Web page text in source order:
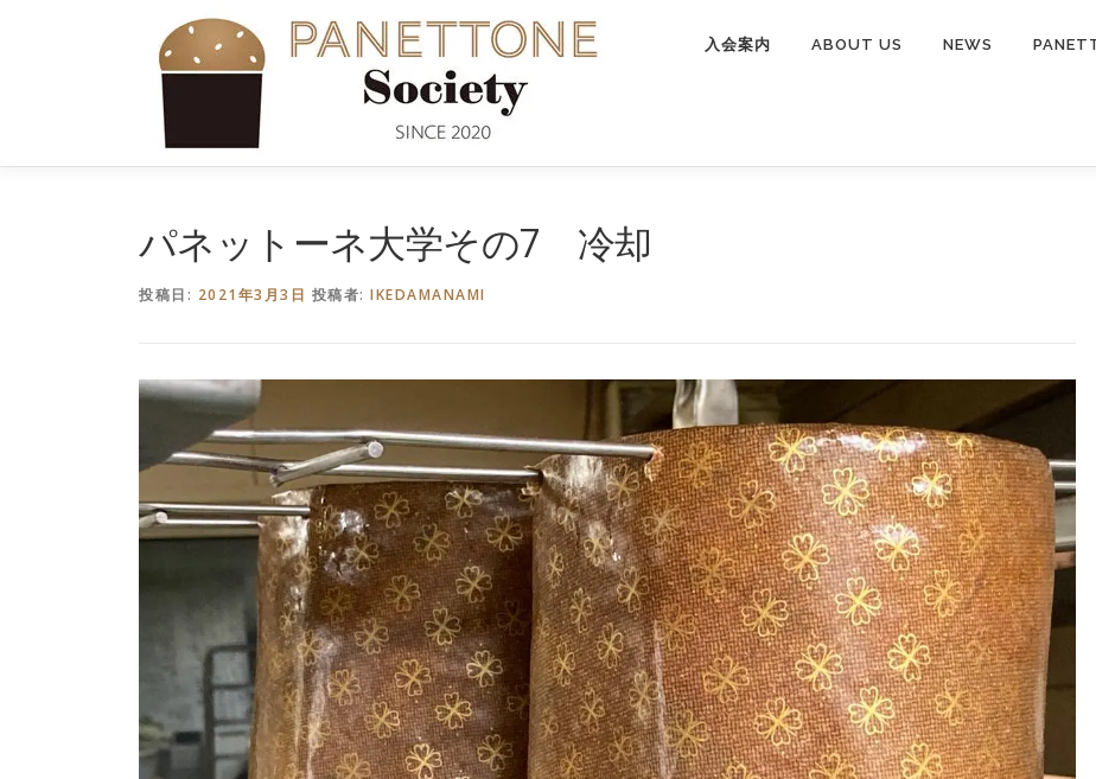
入会案内 ABOUT US NEWS
パネットーネ大学その7 冷却
投稿日: 2021年3月3日 投稿者: IKEDAMANAMI